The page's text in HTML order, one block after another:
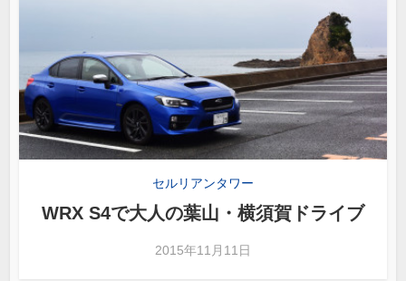
セルリアンタワー
WRX S4で大人の葉山・横須賀ドライブ
2015年11月11日